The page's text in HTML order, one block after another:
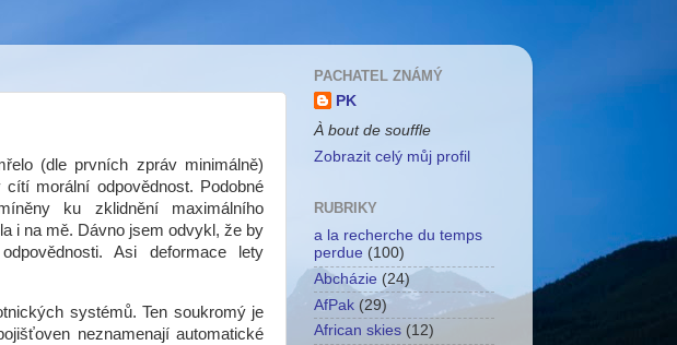
(dle prvních zpráv minimálně)
morální odpovědnost. Podobné
ku zklidnění maximálního
i na mě. Dávno jsem odvykl, že by
Asi deformace lety
systémů. Ten soukromý je
neznamenají automatické
PACHATEL ZNÁMÝ
PK
À bout de souffle
Zobrazit celý můj profil
RUBRIKY
a la recherche du temps
perdue (100)
Abcházie (24)
AfPak (29)
African skies (12)